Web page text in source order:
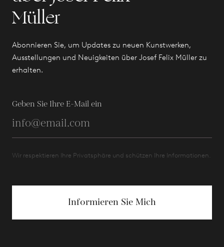
Müller
Abonnieren Sie, um Updates zu neuen Kunstwerken,
Ausstellungen und Neuigkeiten über Josef Felix Müller zu
erhalten.
Geben Sie Ihre E-Mail ein
Wir respektieren Ihre Privatsphäre und schützen Ihre Informationen.
Informieren Sie Mich